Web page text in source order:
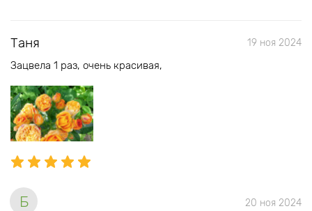
Таня 19 ноя 2024
Зацвела 1 раз, очень красивая,
Б 20 ноя 2024